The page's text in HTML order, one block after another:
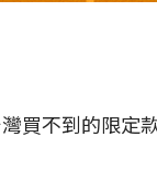
買不到的限定